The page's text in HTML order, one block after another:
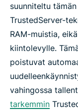
suunniteltu
TrustedServer-
RAM-muistia,
kiintolevylle.
poistuvat
vahingossa
tarkemmin